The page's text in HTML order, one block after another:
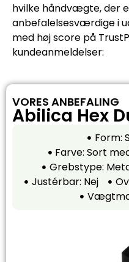
hvilke håndvægte, der
anbefalelsesværdige i
med høj score på
kundeanmeldelser:
VORES ANBEFALING
Abilica Hex
Form:
Farve: Sort
Grebstype:
Justérbar: Nej